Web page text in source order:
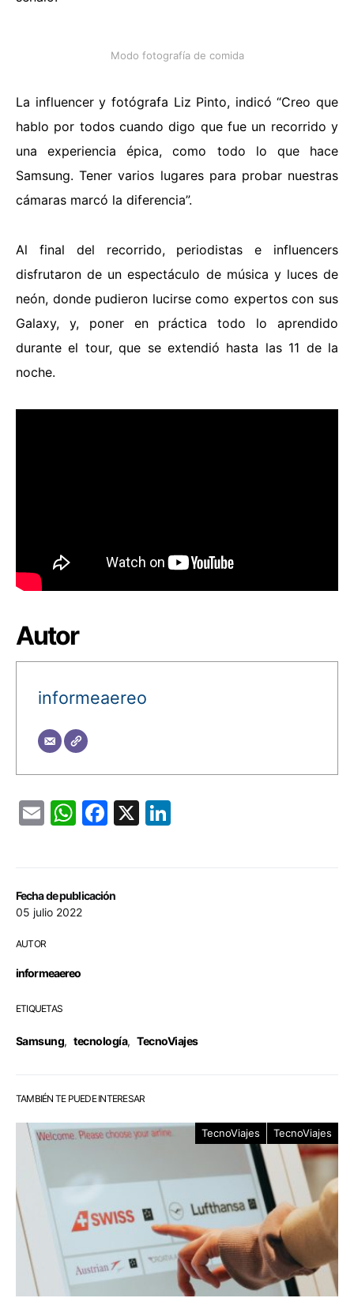
Fecha de publicación
05 julio 2022
AUTOR
informeaereo
ETIQUETAS
Samsung, tecnología, TecnoViajes
Modo fotografía de comida
La influencer y fotógrafa Liz Pinto, indicó “Creo que
hablo por todos cuando digo que fue un recorrido y
una experiencia épica, como todo lo que hace
Samsung. Tener varios lugares para probar nuestras
cámaras marcó la diferencia”.
Al final del recorrido, periodistas e influencers
disfrutaron de un espectáculo de música y luces de
neón, donde pudieron lucirse como expertos con sus
Galaxy, y, poner en práctica todo lo aprendido
durante el tour, que se extendió hasta las 11 de la
noche.
Autor
informeaereo
EmailWhatsApp
Facebook
X
TAMBIÉN TE PUEDE INTERESAR
TecnoViajes TecnoViajes